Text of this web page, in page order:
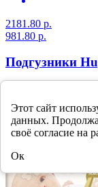
Этот сайт
данных.
своё согласие на
Ок
2181.80 р.
981.80 р.
Подгузники